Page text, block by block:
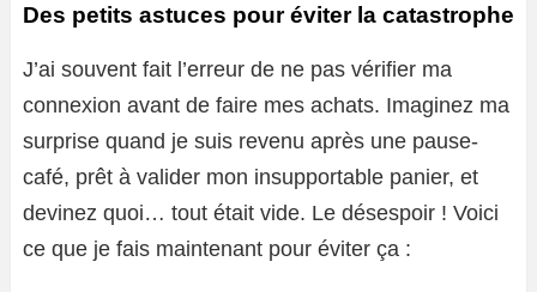
Des petits astuces pour éviter la catastrophe
J’ai souvent fait l’erreur de ne pas vérifier ma
connexion avant de faire mes achats. Imaginez ma
surprise quand je suis revenu après une pause-
café, prêt à valider mon insupportable panier, et
devinez quoi… tout était vide. Le désespoir ! Voici
ce que je fais maintenant pour éviter ça :